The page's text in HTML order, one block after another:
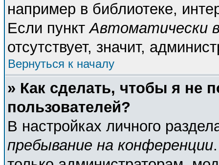
например в библиотеке,
Если пунктАвтоматически
отсутствует, значит,
Вернуться к началу
» Как сделать, чтобы я не
пользователей?
В настройках личного
пребывание на конференции